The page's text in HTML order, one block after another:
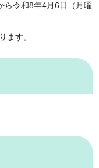
ら令和8年4月6日（月曜
ます。